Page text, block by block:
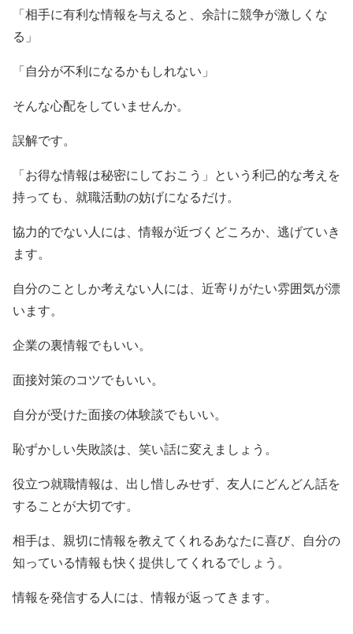
「相手に有利な情報を与えると、余計に競争が激しくな
る」
「自分が不利になるかもしれない」
そんな心配をしていませんか。
誤解です。
「お得な情報は秘密にしておこう」という利己的な考えを
持っても、就職活動の妨げになるだけ。
協力的でない人には、情報が近づくどころか、逃げていき
ます。
自分のことしか考えない人には、近寄りがたい雰囲気が漂
います。
企業の裏情報でもいい。
面接対策のコツでもいい。
自分が受けた面接の体験談でもいい。
恥ずかしい失敗談は、笑い話に変えましょう。
役立つ就職情報は、出し惜しみせず、友人にどんどん話を
することが大切です。
相手は、親切に情報を教えてくれるあなたに喜び、自分の
知っている情報も快く提供してくれるでしょう。
情報を発信する人には、情報が返ってきます。